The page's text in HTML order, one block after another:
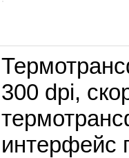
300 dpi,
интерфейс